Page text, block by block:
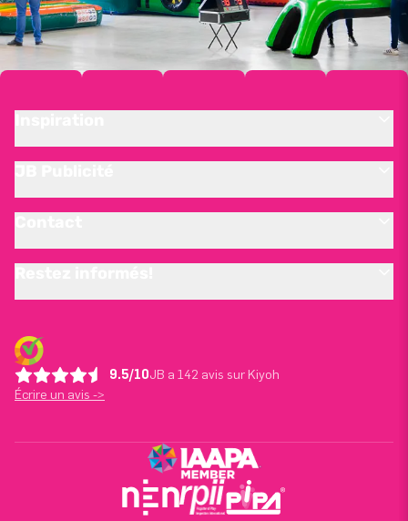
9.5/10JB a 142 avis sur Kiyoh
Écrire un avis ->